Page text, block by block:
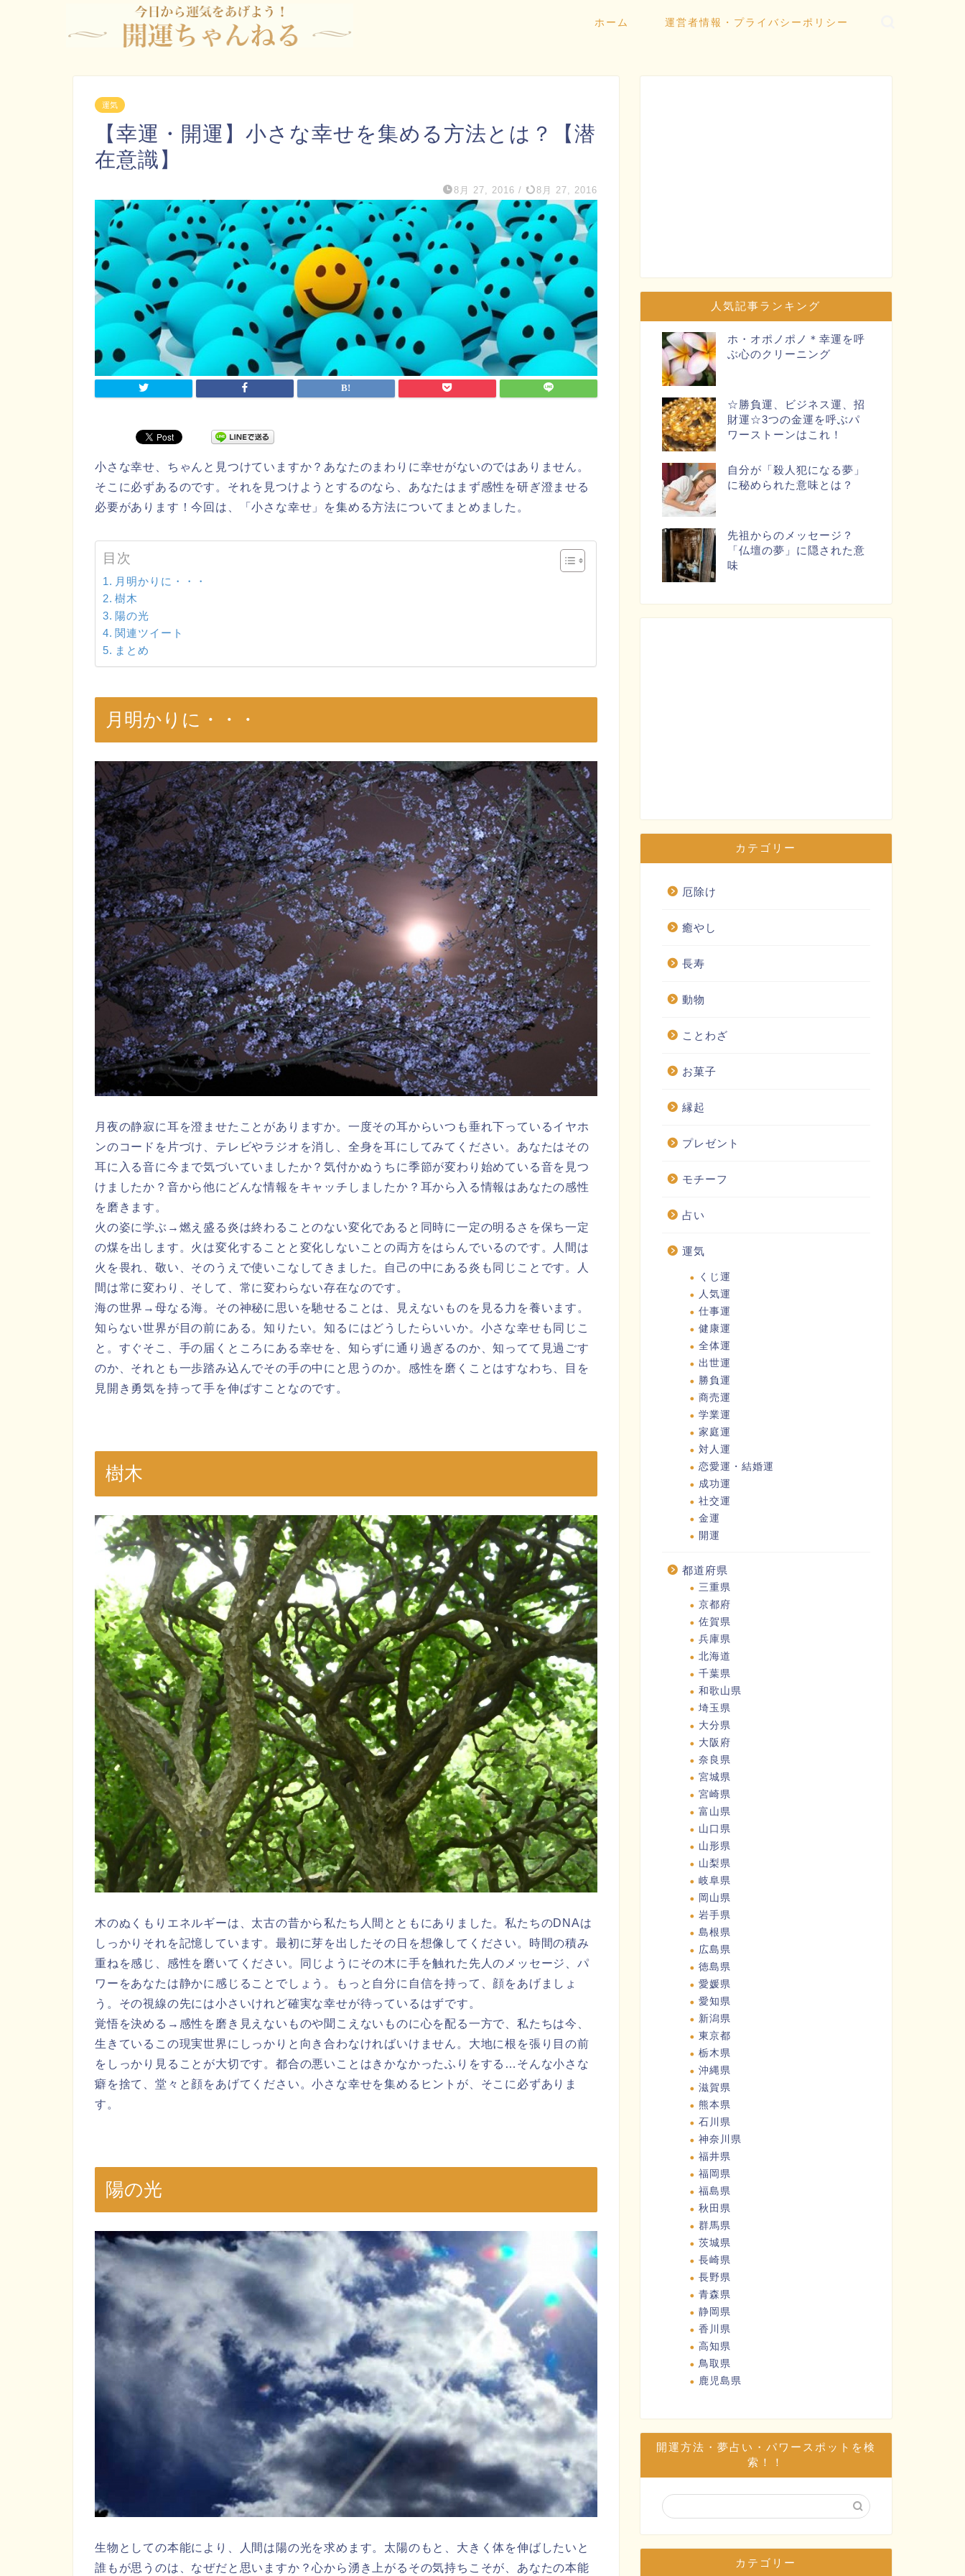
ホーム 運営者情報・プライバシーポリシー
運気
【幸運・開運】小さな幸せを集める方法とは？【潜
在意識】
8月 27, 2016 / 8月 27, 2016
小さな幸せ、ちゃんと見つけていますか？あなたのまわりに幸せがないのではありません。
そこに必ずあるのです。それを見つけようとするのなら、あなたはまず感性を研ぎ澄ませる
必要があります！今回は、「小さな幸せ」を集める方法についてまとめました。
目次
月明かりに・・・
樹木
陽の光
関連ツイート
まとめ
月明かりに・・・
月夜の静寂に耳を澄ませたことがありますか。一度その耳からいつも垂れ下っているイヤホ
ンのコードを片づけ、テレビやラジオを消し、全身を耳にしてみてください。あなたはその
耳に入る音に今まで気づいていましたか？気付かぬうちに季節が変わり始めている音を見つ
けましたか？音から他にどんな情報をキャッチしましたか？耳から入る情報はあなたの感性
を磨きます。
火の姿に学ぶ→燃え盛る炎は終わることのない変化であると同時に一定の明るさを保ち一定
の煤を出します。火は変化することと変化しないことの両方をはらんでいるのです。人間は
火を畏れ、敬い、そのうえで使いこなしてきました。自己の中にある炎も同じことです。人
間は常に変わり、そして、常に変わらない存在なのです。
海の世界→母なる海。その神秘に思いを馳せることは、見えないものを見る力を養います。
知らない世界が目の前にある。知りたい。知るにはどうしたらいいか。小さな幸せも同じこ
と。すぐそこ、手の届くところにある幸せを、知らずに通り過ぎるのか、知ってて見過ごす
のか、それとも一歩踏み込んでその手の中にと思うのか。感性を磨くことはすなわち、目を
見開き勇気を持って手を伸ばすことなのです。
樹木
木のぬくもりエネルギーは、太古の昔から私たち人間とともにありました。私たちのDNAは
しっかりそれを記憶しています。最初に芽を出したその日を想像してください。時間の積み
重ねを感じ、感性を磨いてください。同じようにその木に手を触れた先人のメッセージ、パ
ワーをあなたは静かに感じることでしょう。もっと自分に自信を持って、顔をあげましょ
う。その視線の先には小さいけれど確実な幸せが待っているはずです。
覚悟を決める→感性を磨き見えないものや聞こえないものに心を配る一方で、私たちは今、
生きているこの現実世界にしっかりと向き合わなければいけません。大地に根を張り目の前
をしっかり見ることが大切です。都合の悪いことはきかなかったふりをする…そんな小さな
癖を捨て、堂々と顔をあげてください。小さな幸せを集めるヒントが、そこに必ずありま
す。
陽の光
生物としての本能により、人間は陽の光を求めます。太陽のもと、大きく体を伸ばしたいと
誰もが思うのは、なぜだと思いますか？心から湧き上がるその気持ちこそが、あなたの本能
人気記事ランキング
ホ・オポノポノ＊幸運を呼
ぶ心のクリーニング
☆勝負運、ビジネス運、招
財運☆3つの金運を呼ぶパ
ワーストーンはこれ！
自分が「殺人犯になる夢」
に秘められた意味とは？
先祖からのメッセージ？
「仏壇の夢」に隠された意
味
カテゴリー
厄除け
癒やし
長寿
動物
ことわざ
お菓子
縁起
プレゼント
モチーフ
占い
運気
くじ運
人気運
仕事運
健康運
全体運
出世運
勝負運
商売運
学業運
家庭運
対人運
恋愛運・結婚運
成功運
社交運
金運
開運
都道府県
三重県
京都府
佐賀県
兵庫県
北海道
千葉県
和歌山県
埼玉県
大分県
大阪府
奈良県
宮城県
宮崎県
富山県
山口県
山形県
山梨県
岐阜県
岡山県
岩手県
島根県
広島県
徳島県
愛媛県
愛知県
新潟県
東京都
栃木県
沖縄県
滋賀県
熊本県
石川県
神奈川県
福井県
福岡県
福島県
秋田県
群馬県
茨城県
長崎県
長野県
青森県
静岡県
香川県
高知県
鳥取県
鹿児島県
開運方法・夢占い・パワースポットを検
索！！
カテゴリー